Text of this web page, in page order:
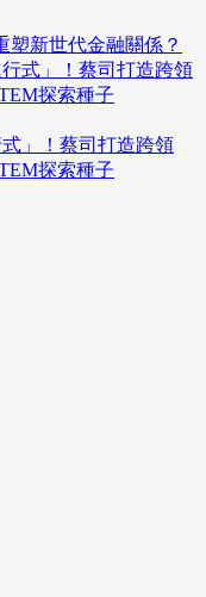
塑新世代金融關係？
式」！蔡司打造跨領
探索種子